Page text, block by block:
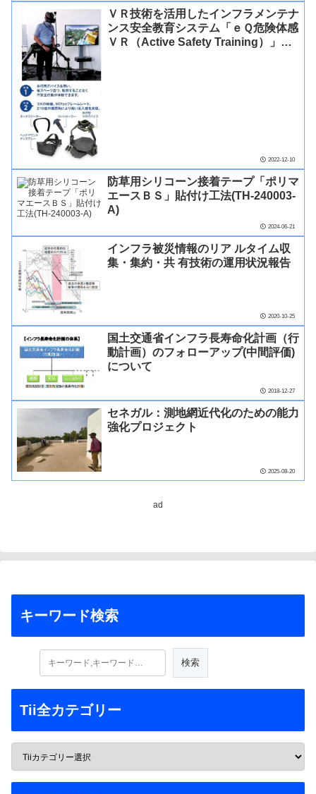
ＶＲ技術を活用したインフラメンテナ
ンス安全教育システム「ｅＱ危険体感
ＶＲ（Active Safety Training）」
2022-12-10
防草用シリコーン接着テープ「ポリマ
エースＢＳ」貼付け工法(TH-240003-
A)
2024-06-21
インフラ被災情報のリア ルタイム収
集・集約・共 有技術の運用状況報告
2020-10-25
国土交通省インフラ長寿命化計画（行
動計画）のフォローアップ(中間評価)
について
2018-12-27
セネガル：測地網近代化のための能力
強化プロジェクト
2025-08-20
ad
キーワード検索
Tii全カテゴリー